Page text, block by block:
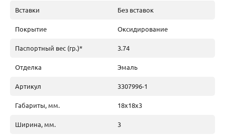
Вставки Без вставок
Покрытие Оксидирование
Паспортный вес (гр.)* 3.74
Отделка Эмаль
Артикул 3307996-1
Габариты, мм. 18х18х3
Ширина, мм. 3